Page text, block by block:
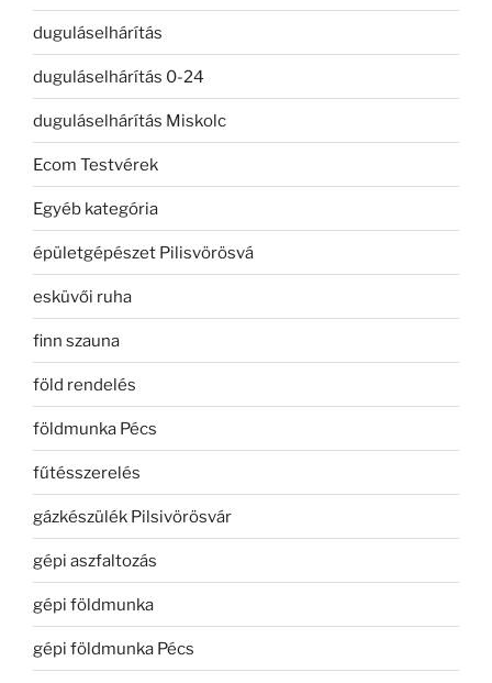
duguláselhárítás
duguláselhárítás 0-24
duguláselhárítás Miskolc
Ecom Testvérek
Egyéb kategória
épületgépészet Pilisvörösvá
esküvői ruha
finn szauna
föld rendelés
földmunka Pécs
fűtésszerelés
gázkészülék Pilsivörösvár
gépi aszfaltozás
gépi földmunka
gépi földmunka Pécs